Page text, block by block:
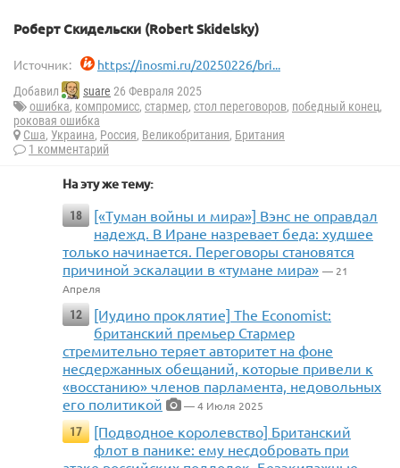
Роберт Скидельски (Robert Skidelsky)
Источник: https://inosmi.ru/20250226/bri...
Добавил suare 26 Февраля 2025
ошибка, компромисс, стармер, стол переговоров, победный конец,
роковая ошибка
Сша, Украина, Россия, Великобритания, Британия
1 комментарий
На эту же тему:
18
[«Туман войны и мира»] Вэнс не оправдал
надежд. В Иране назревает беда: худшее
только начинается. Переговоры становятся
причиной эскалации в «тумане мира» — 21
Апреля
12
[Иудино проклятие] The Economist:
британский премьер Стармер
стремительно теряет авторитет на фоне
несдержанных обещаний, которые привели к
«восстанию» членов парламента, недовольных
его политикой
— 4 Июля 2025
17
[Подводное королевство] Британский
флот в панике: ему несдобровать при